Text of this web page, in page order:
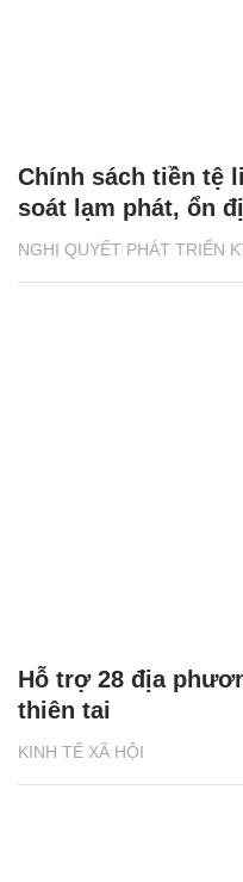
NGHỊ QUYẾT PHÁT TRIỂN
Chính sách tiền tệ
soát lạm phát, ổn
KINH TẾ XÃ HỘI
Hỗ trợ 28 địa
thiên tai